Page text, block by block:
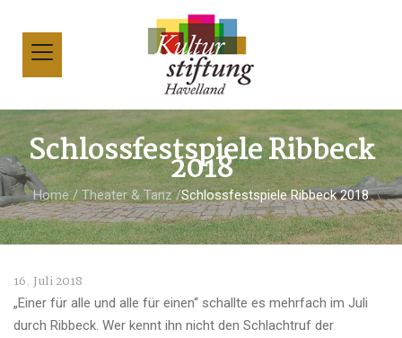
Schlossfestspiele Ribbeck
2018
Home/ Theater & Tanz/Schlossfestspiele Ribbeck 2018
16. Juli 2018
„Einer für alle und alle für einen“ schallte es mehrfach im Juli
durch Ribbeck. Wer kennt ihn nicht den Schlachtruf der